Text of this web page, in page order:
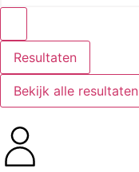
Resultaten
Bekijk alle resultaten